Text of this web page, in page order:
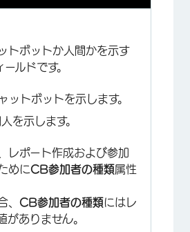
トボットか人間かを示す
ルドです。
ットボットを示します。
を示します。
レポート作成および参加
めにCB参加者の種類属性
、 CB参加者の種類にはレ
がありません。